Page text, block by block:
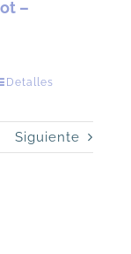
–
Detalles
Siguiente